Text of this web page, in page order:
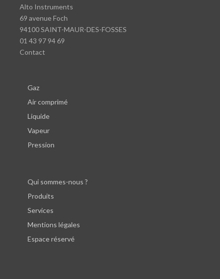
Alto Instruments
69 avenue Foch
94100 SAINT-MAUR-DES-FOSSES
01 43 97 94 69
Contact
Gaz
Air comprimé
Liquide
Vapeur
Pression
Qui sommes-nous ?
Produits
Services
Mentions légales
Espace réservé